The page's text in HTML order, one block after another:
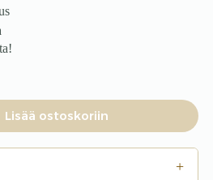
Lisää ostoskoriin
+